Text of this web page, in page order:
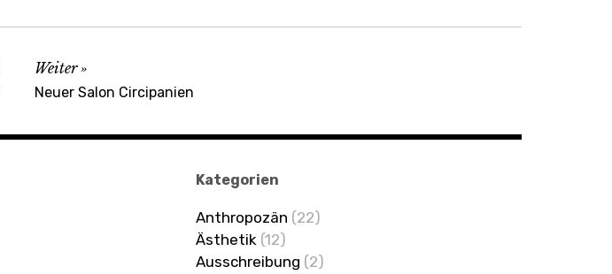
Weiter
Neuer Salon Circipanien
Kategorien
Anthropozän (22)
Ästhetik (12)
Ausschreibung (2)